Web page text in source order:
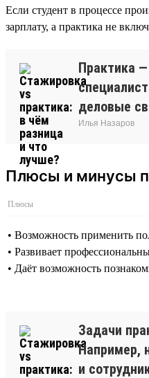
Если студент в процессе
зарплату, а практика не
Практика
деловые
Илья Назаров
Плюсы и минусы
Плюсы
• Возможность применить
• Развивает
• Даёт возможность
Задачи
Например,
и